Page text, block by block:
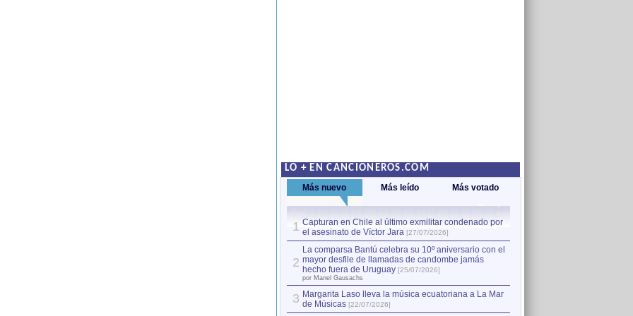
LO + EN CANCIONEROS.COM
Más nuevo Más leído Más votado
1 Capturan en Chile al último exmilitar condenado por
el asesinato de Víctor Jara [27/07/2026]
2
La comparsa Bantú celebra su 10º aniversario con el
mayor desfile de llamadas de candombe jamás
hecho fuera de Uruguay [25/07/2026]
por Manel Gausachs
3 Margarita Laso lleva la música ecuatoriana a La Mar
de Músicas [22/07/2026]